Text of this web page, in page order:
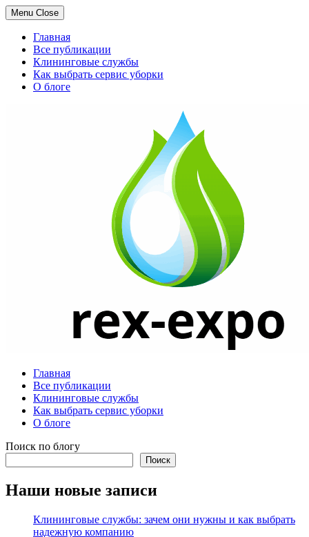
Menu Close
Главная
Все публикации
Клининговые службы
Как выбрать сервис уборки
О блоге
Главная
Все публикации
Клининговые службы
Как выбрать сервис уборки
О блоге
Поиск по блогу
Поиск
Наши новые записи
Клининговые службы: зачем они нужны и как выбрать
надежную компанию